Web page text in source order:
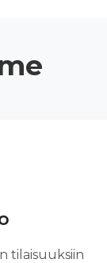
tilaisuuksiin